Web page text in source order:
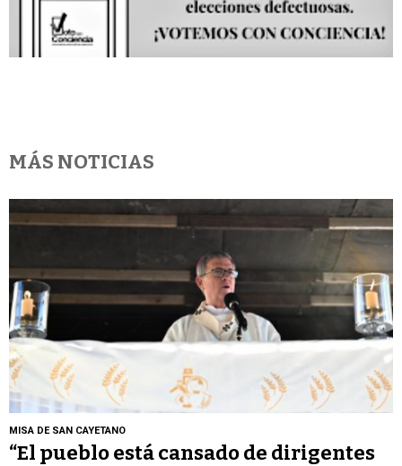
MÁS NOTICIAS
MISA DE SAN CAYETANO
“El pueblo está cansado de dirigentes